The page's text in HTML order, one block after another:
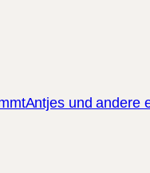
Antjes und andere